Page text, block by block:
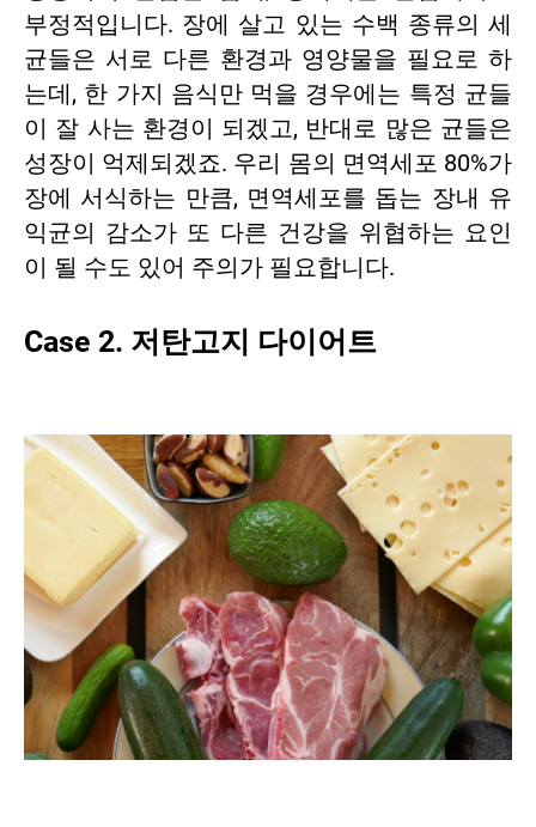
부정적입니다. 장에 살고 있는 수백 종류의 세
균들은 서로 다른 환경과 영양물을 필요로 하
는데, 한 가지 음식만 먹을 경우에는 특정 균들
이 잘 사는 환경이 되겠고, 반대로 많은 균들은
성장이 억제되겠죠. 우리 몸의 면역세포 80%가
장에 서식하는 만큼, 면역세포를 돕는 장내 유
익균의 감소가 또 다른 건강을 위협하는 요인
이 될 수도 있어 주의가 필요합니다.
Case 2. 저탄고지 다이어트